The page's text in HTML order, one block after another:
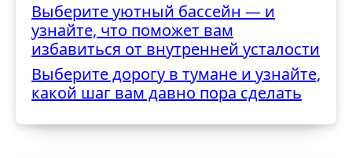
Выберите уютный бассейн — и
узнайте, что поможет вам
избавиться от внутренней усталости
Выберите дорогу в тумане и узнайте,
какой шаг вам давно пора сделать